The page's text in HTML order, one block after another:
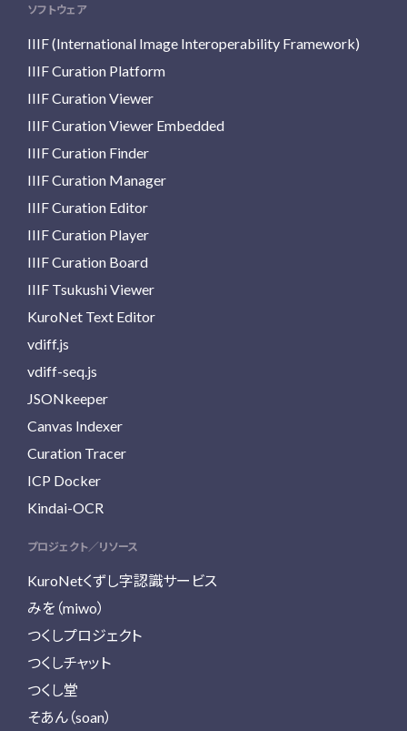
ソフトウェア
IIIF (International Image Interoperability Framework)
IIIF Curation Platform
IIIF Curation Viewer
IIIF Curation Viewer Embedded
IIIF Curation Finder
IIIF Curation Manager
IIIF Curation Editor
IIIF Curation Player
IIIF Curation Board
IIIF Tsukushi Viewer
KuroNet Text Editor
vdiff.js
vdiff-seq.js
JSONkeeper
Canvas Indexer
Curation Tracer
ICP Docker
Kindai-OCR
プロジェクト／リソース
KuroNetくずし字認識サービス
みを（miwo）
つくしプロジェクト
つくしチャット
つくし堂
そあん（soan）